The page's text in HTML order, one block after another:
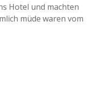
Hotel und machten
müde waren vom